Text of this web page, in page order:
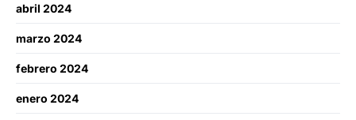
abril 2024
marzo 2024
febrero 2024
enero 2024